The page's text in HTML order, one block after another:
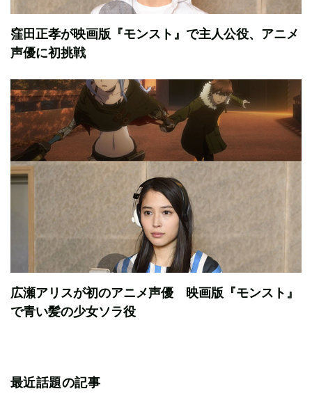
窪田正孝が映画版『モンスト』で主人公役、アニメ
声優に初挑戦
広瀬アリスが初のアニメ声優 映画版『モンスト』
で青い髪の少女ソラ役
最近話題の記事